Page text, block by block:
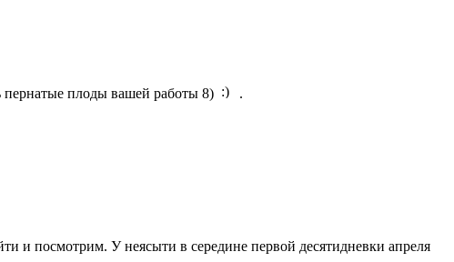
плоды вашей работы 8)
.
и посмотрим. У неясыти в середине первой десятидневки апреля